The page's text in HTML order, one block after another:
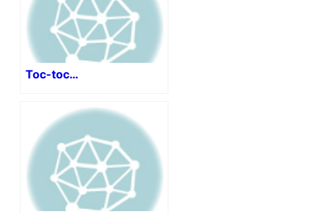
Toc-toc…